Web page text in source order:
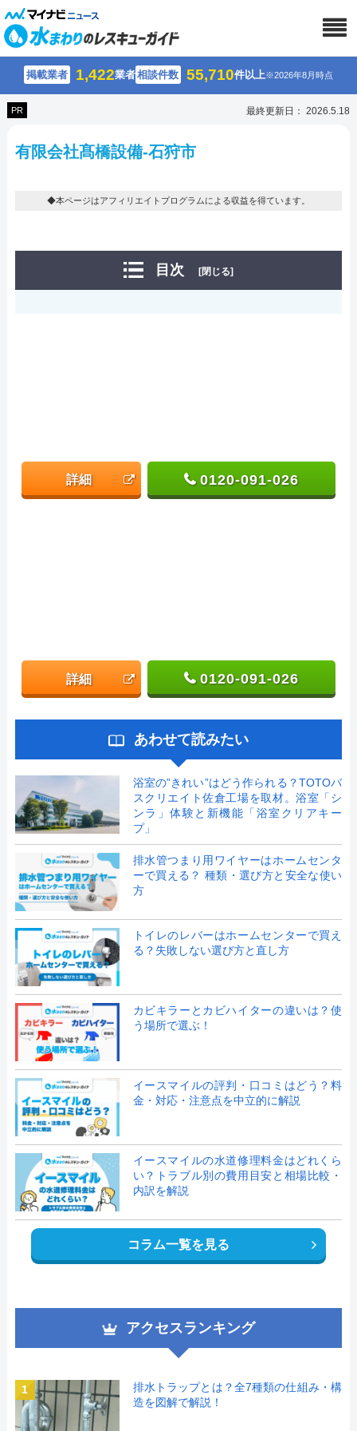
掲載業者 1,422業者相談件数 55,710件以上※2026年8月時点
PR 最終更新日： 2026.5.18
有限会社髙橋設備-石狩市
◆本ページはアフィリエイトプログラムによる収益を得ています。
目次 [閉じる]
詳細 0120-091-026
詳細 0120-091-026
あわせて読みたい
浴室の”きれい”はどう作られる？TOTOバ
スクリエイト佐倉工場を取材。浴室「シ
ンラ」体験と新機能「浴室クリアキー
プ」
排水管つまり用ワイヤーはホームセンタ
ーで買える？ 種類・選び方と安全な使い
方
トイレのレバーはホームセンターで買え
る？失敗しない選び方と直し方
カビキラーとカビハイターの違いは？使
う場所で選ぶ！
イースマイルの評判・口コミはどう？料
金・対応・注意点を中立的に解説
イースマイルの水道修理料金はどれくら
い？トラブル別の費用目安と相場比較・
内訳を解説
コラム一覧を見る
アクセスランキング
1
排水トラップとは？全7種類の仕組み・構
造を図解で解説！